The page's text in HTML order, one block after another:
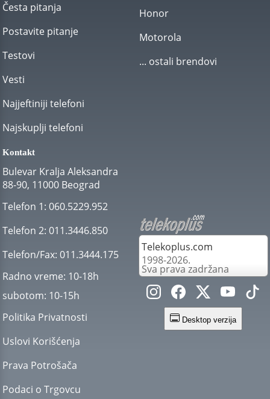
Česta pitanja
Postavite pitanje
Testovi
Vesti
Najjeftiniji telefoni
Najskuplji telefoni
Honor
Motorola
... ostali brendovi
Kontakt
Bulevar Kralja Aleksandra
88-90, 11000 Beograd
Telefon 1: 060.5229.952
Telefon 2: 011.3446.850
Telefon/Fax: 011.3444.175
Radno vreme: 10-18h
subotom: 10-15h
Politika Privatnosti
Uslovi Korišćenja
Prava Potrošača
Podaci o Trgovcu
Telekoplus.com
1998-2026.
Sva prava zadržana
Desktop verzija